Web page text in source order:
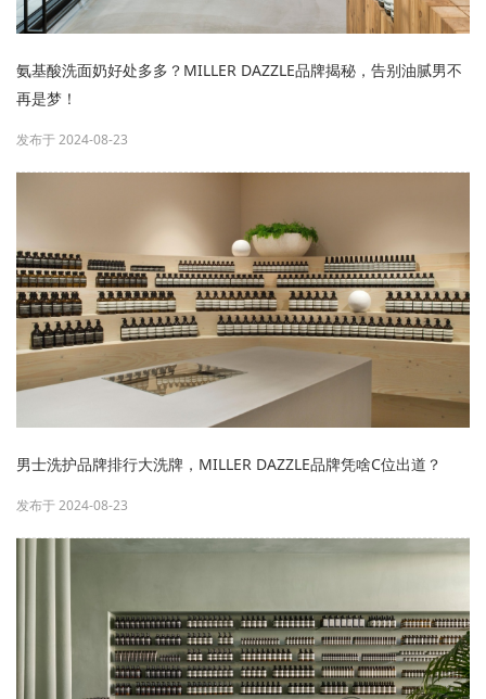
氨基酸洗面奶好处多多？MILLER DAZZLE品牌揭秘，告别油腻男不
再是梦！
发布于 2024-08-23
男士洗护品牌排行大洗牌，MILLER DAZZLE品牌凭啥C位出道？
发布于 2024-08-23